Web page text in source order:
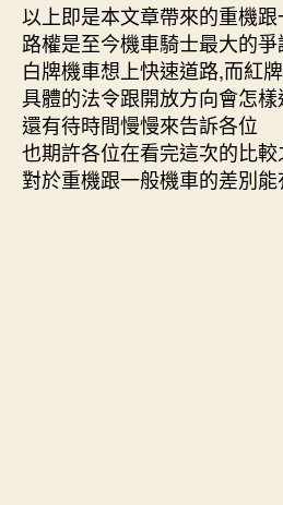
以上即是本文章帶來的重機
路權是至今機車騎士最大的
白牌機車想上快速道路,而紅
具體的法令跟開放方向會怎
還有待時間慢慢來告訴各位
也期許各位在看完這次的比較
對於重機跟一般機車的差別